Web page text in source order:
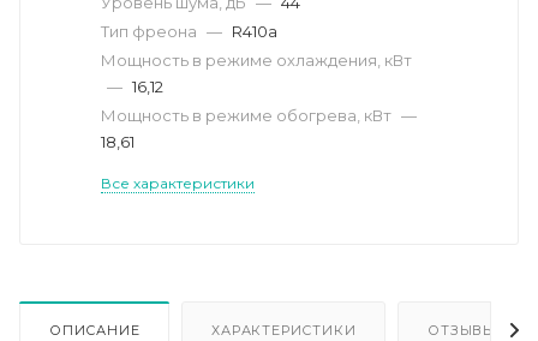
Тип фреона — R410a
Мощность в режиме охлаждения, кВт
— 16,12
Мощность в режиме обогрева, кВт —
18,61
Все характеристики
ОПИСАНИЕ ХАРАКТЕРИСТИКИ ОТЗЫВЫ